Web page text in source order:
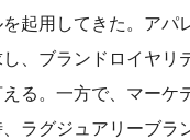
起用してきた。アパ
し、ブランドロイヤリ
る。一方で、マーケ
、ラグジュアリーブラ